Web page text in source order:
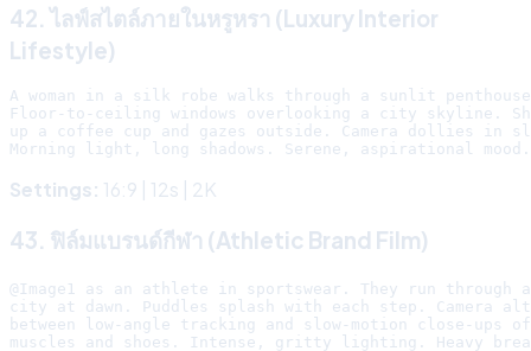
42. ไลฟ์สไตล์ภายในหรูหรา (Luxury Interior
Lifestyle)
A woman in a silk robe walks through a sunlit
Floor-to-ceiling windows overlooking a city skyline.
up a coffee cup and gazes outside. Camera dollies in
Settings: 16:9 | 12s | 2K
43. ฟิล์มแบรนด์กีฬา (Athletic Brand Film)
@Image1 as an athlete in sportswear. They run through
city at dawn. Puddles splash with each step. Camera
between low-angle tracking and slow-motion close-ups of
muscles and shoes. Intense, gritty lighting. Heavy